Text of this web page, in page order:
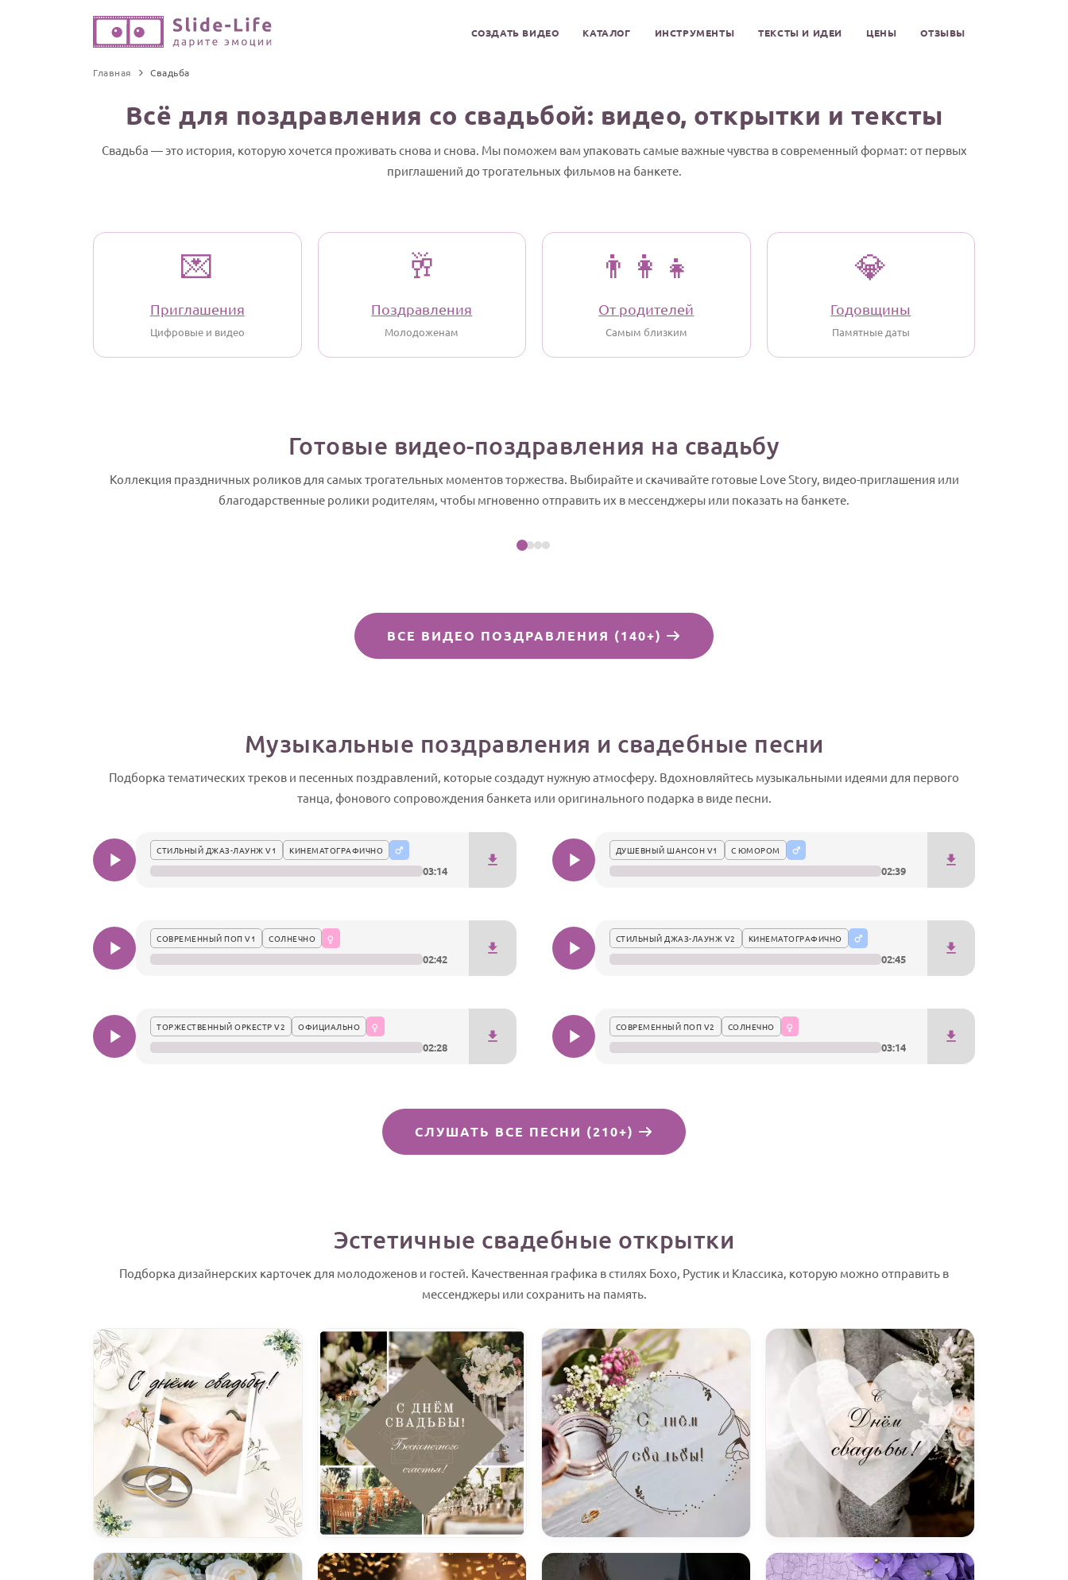
СОЗДАТЬ ВИДЕО КАТАЛОГ ИНСТРУМЕНТЫ ТЕКСТЫ И ИДЕИ ЦЕНЫ ОТЗЫВЫ
Главная Свадьба
Всё для поздравления со свадьбой: видео, открытки и тексты
Свадьба — это история, которую хочется проживать снова и снова. Мы поможем вам упаковать самые важные чувства в современный формат: от первых
приглашений до трогательных фильмов на банкете.
💌
Приглашения
Цифровые и видео
🥂
Поздравления
Молодоженам
👨‍👩‍👧
От родителей
Самым близким
💎
Годовщины
Памятные даты
Готовые видео-поздравления на свадьбу
Коллекция праздничных роликов для самых трогательных моментов торжества. Выбирайте и скачивайте готовые Love Story, видео-приглашения или
благодарственные ролики родителям, чтобы мгновенно отправить их в мессенджеры или показать на банкете.
Посмотреть пример
ВСЕ ВИДЕО ПОЗДРАВЛЕНИЯ (140+)
Музыкальные поздравления и свадебные песни
Подборка тематических треков и песенных поздравлений, которые создадут нужную атмосферу. Вдохновляйтесь музыкальными идеями для первого
танца, фонового сопровождения банкета или оригинального подарка в виде песни.
СТИЛЬНЫЙ ДЖАЗ-ЛАУНЖ V1 КИНЕМАТОГРАФИЧНО
03:14
ДУШЕВНЫЙ ШАНСОН V1 С ЮМОРОМ
02:39
СОВРЕМЕННЫЙ ПОП V1 СОЛНЕЧНО
02:42
СТИЛЬНЫЙ ДЖАЗ-ЛАУНЖ V2 КИНЕМАТОГРАФИЧНО
02:45
ТОРЖЕСТВЕННЫЙ ОРКЕСТР V2 ОФИЦИАЛЬНО
02:28
СОВРЕМЕННЫЙ ПОП V2 СОЛНЕЧНО
03:14
СЛУШАТЬ ВСЕ ПЕСНИ (210+)
Эстетичные свадебные открытки
Подборка дизайнерских карточек для молодоженов и гостей. Качественная графика в стилях Бохо, Рустик и Классика, которую можно отправить в
мессенджеры или сохранить на память.